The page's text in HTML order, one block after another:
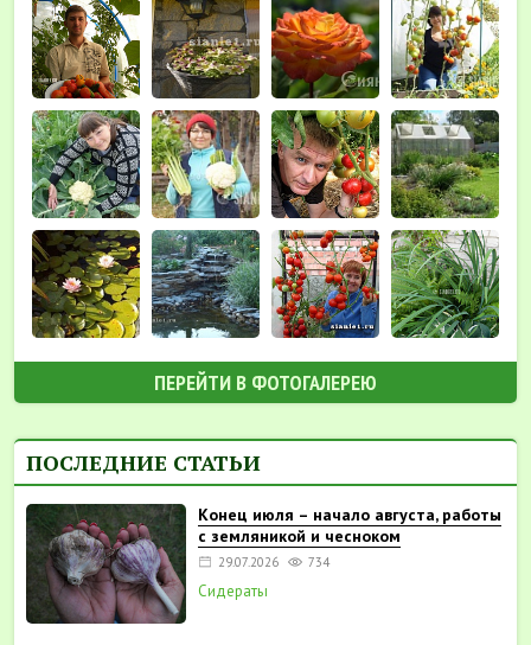
ПЕРЕЙТИ В ФОТОГАЛЕРЕЮ
ПОСЛЕДНИЕ СТАТЬИ
Конец июля – начало августа, работы
с земляникой и чесноком
29.07.2026 734
Сидераты